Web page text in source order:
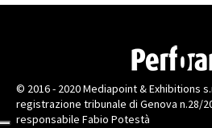
© 2016 - 2020 Mediapoint & Exhibitions
registrazione tribunale di Genova n.28/
responsabile Fabio Potestà